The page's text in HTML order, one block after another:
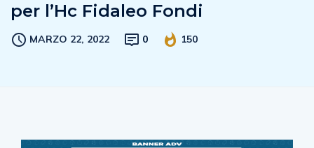
per l’Hc Fidaleo Fondi
MARZO 22, 2022 0 150